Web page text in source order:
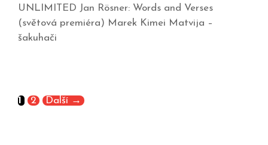
UNLIMITED Jan Rösner: Words and Verses
(světová premiéra) Marek Kimei Matvija –
šakuhači
1 2 Další →